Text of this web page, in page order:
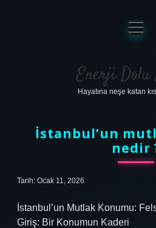
Anasayfa
Gizlilik
Yasal
aç
Enerji
Hayatına neşe katan
İstanbul’un
nedir
Tarih: Ocak 11, 2026
İstanbul’un Mutlak Konumu:
Giriş: Bir Konumun Kaderi